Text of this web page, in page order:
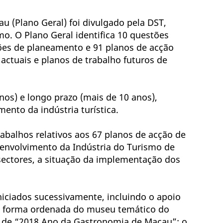
(Plano Geral) foi divulgado pela DST,
O Plano Geral identifica 10 questões
de planeamento e 91 planos de acção
e planos de trabalho futuros de
e longo prazo (mais de 10 anos),
da indústria turística.
relativos aos 67 planos de acção de
da Indústria do Turismo de
a situação da implementação dos
sucessivamente, incluindo o apoio
ordenada do museu temático do